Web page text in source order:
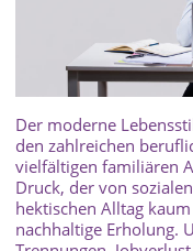
Der moderne
den zahlreichen
vielfältigen familiären
Druck, der von
hektischen Alltag
nachhaltige Erholung.